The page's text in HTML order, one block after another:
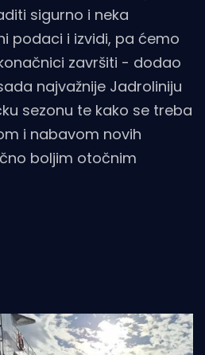
sigurno i neka
podaci i izvidi, pa ćemo
završiti - dodao
najvažnije Jadroliniju
sezonu te kako se treba
i nabavom novih
boljim otočnim